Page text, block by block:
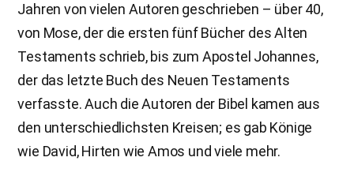
Jahren von vielen Autoren geschrieben – über 40,
von Mose, der die ersten fünf Bücher des Alten
Testaments schrieb, bis zum Apostel Johannes,
der das letzte Buch des Neuen Testaments
verfasste. Auch die Autoren der Bibel kamen aus
den unterschiedlichsten Kreisen; es gab Könige
wie David, Hirten wie Amos und viele mehr.